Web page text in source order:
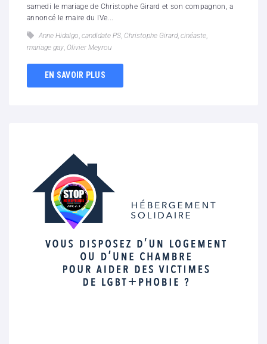
samedi le mariage de Christophe Girard et son compagnon, a
annoncé le maire du IVe...
Anne Hidalgo, candidate PS, Christophe Girard, cinéaste,
mariage gay, Olivier Meyrou
EN SAVOIR PLUS